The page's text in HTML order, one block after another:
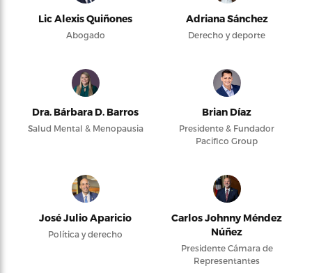
Lic Alexis Quiñones
Abogado
Adriana Sánchez
Derecho y deporte
Dra. Bárbara D. Barros
Salud Mental & Menopausia
Brian Díaz
Presidente & Fundador
Pacifico Group
José Julio Aparicio
Política y derecho
Carlos Johnny Méndez
Núñez
Presidente Cámara de
Representantes